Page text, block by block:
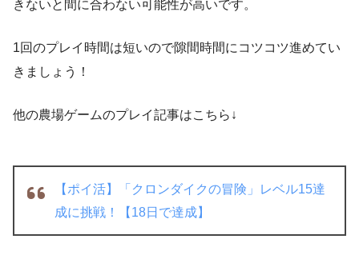
きないと間に合わない可能性が高いです。
1回のプレイ時間は短いので隙間時間にコツコツ進めてい
きましょう！
他の農場ゲームのプレイ記事はこちら↓
【ポイ活】「クロンダイクの冒険」レベル15達
成に挑戦！【18日で達成】